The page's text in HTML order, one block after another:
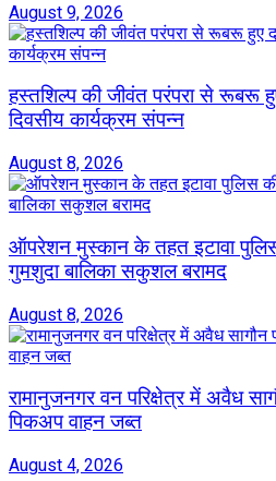
August 9, 2026
हस्तशिल्प की जीवंत परंपरा से रूबरू हुए
दिवसीय कार्यक्रम संपन्न
August 8, 2026
ऑपरेशन मुस्कान के तहत इटावा
गुमशुदा बालिका सकुशल बरामद
August 8, 2026
रामानुजनगर वन परिक्षेत्र में अवैध
पिकअप वाहन जब्त
August 4, 2026